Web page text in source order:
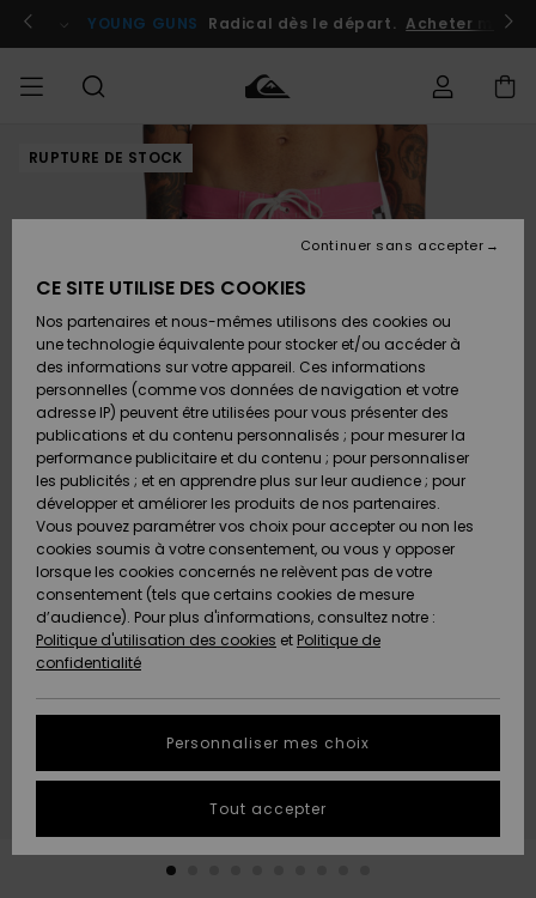
l'information
le
Se connecter / s'inscrire
YOUNG GUNS Radical dès le départ. Acheter
HOMME Vêtements
Chaussures
& Tongs
Surf
Snow
Nouveautés
A
Découvrir
Vêtements
Chaussures
& Tongs
Surf
Snow
Nouveautés
A
Découvrir
FEMME
Shop
A
Découvrir
Snow
SURF
Surf
Homme
Surf
Shop
Enfant
Highlights
Communauté
SNOW
Snow
Homme
Snow
Shop
Enfant
Snow
Shop
Femme
A
Découvrir
Communauté
OUTLET
Outlet
Enfant
Outlet
Femme
AIDE &
CONTACT
Accéder à
ma
commande
Retours
Paiement
Carte
Cadeau
Quiksilver
Freedom
Protection
des
tailles
conversation
MAGASINS
QUIKSILVER
RUPTURE DE STOCK
CE SITE UTILISE DES COOKIES
Nos partenaires et nous-mêmes utilisons des cookies ou
une technologie équivalente pour stocker et/ou accéder à
des informations sur votre appareil. Ces informations
personnelles (comme vos données de navigation et votre
adresse IP) peuvent être utilisées pour vous présenter des
publications et du contenu personnalisés ; pour mesurer la
performance publicitaire et du contenu ; pour personnaliser
les publicités ; et en apprendre plus sur leur audience ; pour
développer et améliorer les produits de nos partenaires.
Vous pouvez paramétrer vos choix pour accepter ou non les
cookies soumis à votre consentement, ou vous y opposer
lorsque les cookies concernés ne relèvent pas de votre
consentement (tels que certains cookies de mesure
d’audience). Pour plus d'informations, consultez notre :
Politique d'utilisation des cookies et Politique de
confidentialité
Personnaliser mes choix
Continuer sans accepter
Tout accepter